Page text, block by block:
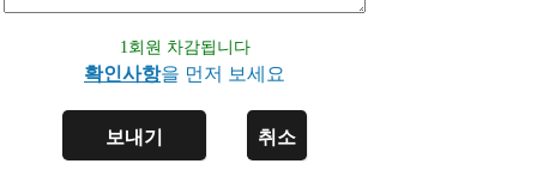
1회원 차감됩니다
확인사항을 먼저 보세요